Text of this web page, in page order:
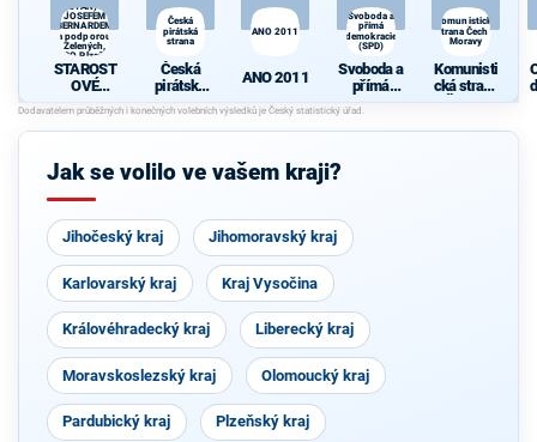
(STAN) s
JOSEFEM
BERNARDEM
a podporou
Zelených,
PRO Plzeň a
Idealistů
STAROST
OVÉ
(STAN) s
JOSEFEM
BERNARD
podporou
PRO Plzeň
a Idealistů
Česká
pirátská
strana
Česká
pirátská
strana
ANO 2011
ANO 2011
Svoboda a
přímá
demokracie
(SPD)
Svoboda a
přímá
demokraci
e (SPD)
Komunistická
strana Čech a
Moravy
Komunisti
cká strana
Čech a
Jak se volilo ve vašem kraji?
Jihočeský kraj Jihomoravský kraj
Karlovarský kraj Kraj Vysočina
Královéhradecký kraj Liberecký kraj
Moravskoslezský kraj Olomoucký kraj
Pardubický kraj Plzeňský kraj